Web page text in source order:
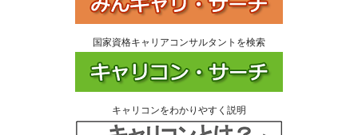
国家資格キャリアコンサルタントを検索
キャリコンをわかりやすく説明